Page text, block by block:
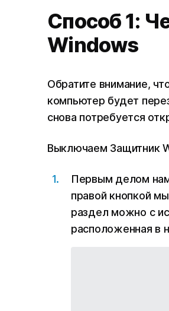
Способ 1:
Windows
Обратите внимание,
компьютер будет
снова потребуется
Выключаем Защитник
Первым делом нам
правой кнопкой
раздел можно с
расположенная в